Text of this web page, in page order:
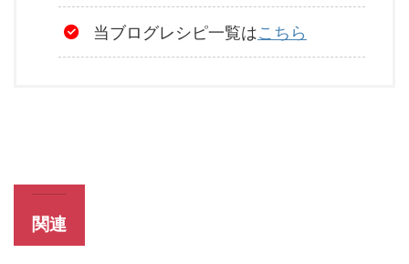
当ブログレシピ一覧はこちら
関連